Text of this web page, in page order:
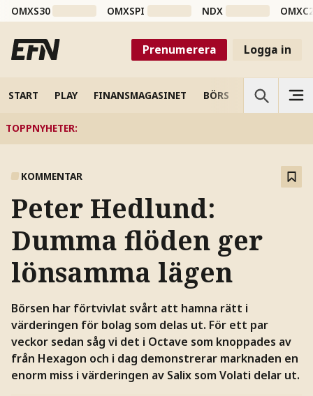
OMXS30 OMXSPI NDX
Prenumerera Logga in
START PLAY FINANSMAGASINET BÖRS VETENSKAP
TOPPNYHETER:
KOMMENTAR
Peter Hedlund:
Dumma flöden ger
lönsamma lägen
Börsen har förtvivlat svårt att hamna rätt i
värderingen för bolag som delas ut. För ett par
veckor sedan såg vi det i Octave som knoppades av
från Hexagon och i dag demonstrerar marknaden en
enorm miss i värderingen av Salix som Volati delar ut.